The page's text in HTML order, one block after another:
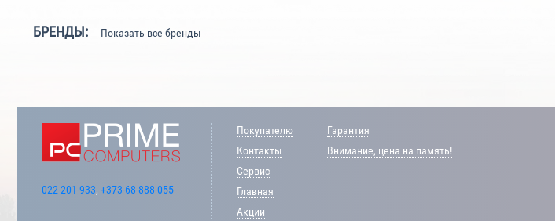
БРЕНДЫ: Показать все бренды
022-201-933, +373-68-888-055
Покупателю
Контакты
Сервис
Главная
Акции
Гарантия
Внимание, цена на память!